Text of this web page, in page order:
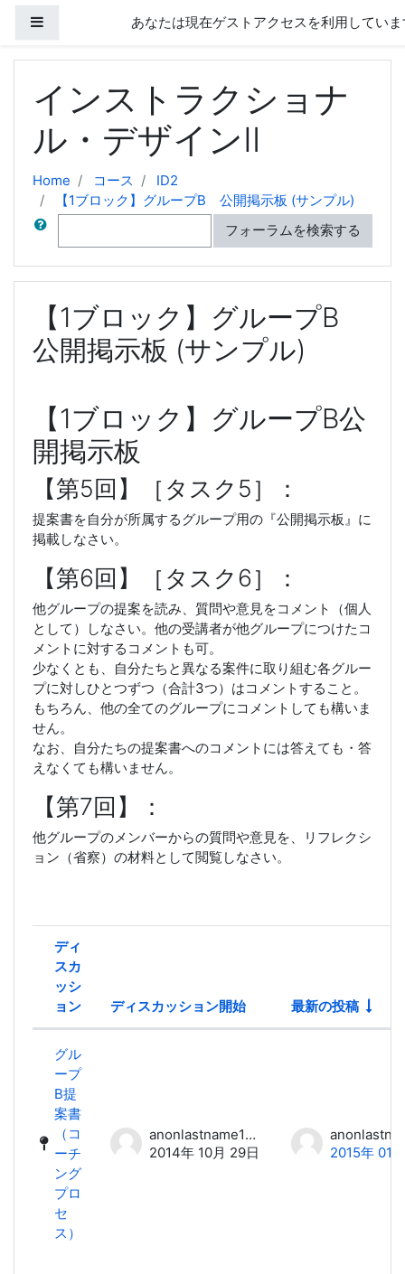
あなたは現在ゲストアクセスを利用してい
インストラクショナ
ル・デザインⅡ
Home コース
ID2
【1ブロック】グループB 公開掲示板 (サンプル)
検索
フォーラムを検索する
【1ブロック】グループB
公開掲示板 (サンプル)
【1ブロック】グループB公
開掲示板
【第5回】［タスク5］：
提案書を自分が所属するグループ用の『公開掲示板』に
掲載しなさい。
【第6回】［タスク6］：
他グループの提案を読み、質問や意見をコメント（個人
として）しなさい。他の受講者が他グループにつけたコ
メントに対するコメントも可。
少なくとも、自分たちと異なる案件に取り組む各グルー
プに対しひとつずつ（合計3つ）はコメントすること。
もちろん、他の全てのグループにコメントしても構いま
せん。
なお、自分たちの提案書へのコメントには答えても・答
えなくても構いません。
【第7回】：
他グループのメンバーからの質問や意見を、リフレクシ
ョン（省察）の材料として閲覧しなさい。
ディスカッション一覧です。1 / 1
ステータス
ディ
スカ
ッシ
ョン
ディスカッション開始 最新の投稿
グル
ープ
B提
案書
（コ
ーチ
ング
プロ
セ
ス）
anonlastname18 anonfirstname18
2014年 10月 29日
2015年 01